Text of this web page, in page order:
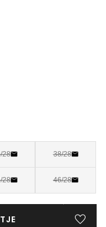
28 38/28
28 46/28